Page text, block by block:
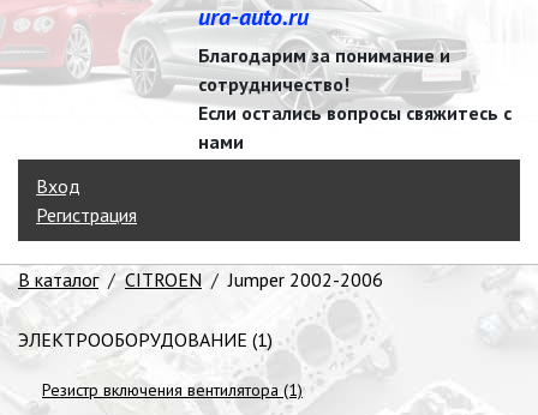
ura-auto.ru
Благодарим за понимание и
сотрудничество!
Если остались вопросы свяжитесь с
нами
Вход
Регистрация
В каталог / CITROEN / Jumper 2002-2006
ЭЛЕКТРООБОРУДОВАНИЕ (1)
Резистр включения вентилятора (1)